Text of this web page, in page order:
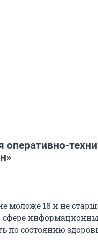
моложе 18 и не
по состоянию